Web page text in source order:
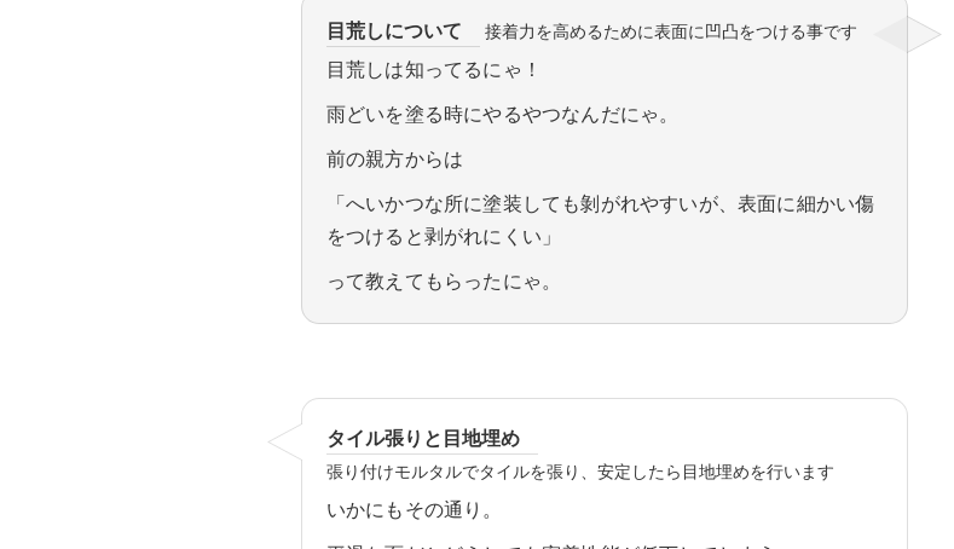
目荒しについて 接着力を高めるために表面に凹凸をつける事です
目荒しは知ってるにゃ！
雨どいを塗る時にやるやつなんだにゃ。
前の親方からは
「へいかつな所に塗装しても剝がれやすいが、表面に細かい傷
をつけると剥がれにくい」
って教えてもらったにゃ。
タイル張りと目地埋め
張り付けモルタルでタイルを張り、安定したら目地埋めを行います
いかにもその通り。